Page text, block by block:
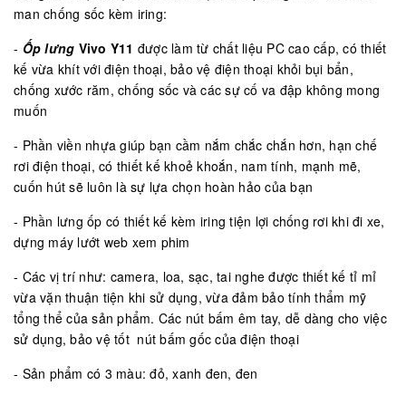
man chống sốc kèm iring:
- Ốp lưng Vivo Y11 được làm từ chất liệu PC cao cấp, có thiết
kế vừa khít với điện thoại, bảo vệ điện thoại khỏi bụi bẩn,
chống xước răm, chống sốc và các sự cố va đập không mong
muốn
- Phần viền nhựa giúp bạn cầm nắm chắc chắn hơn, hạn chế
rơi điện thoại, có thiết kế khoẻ khoắn, nam tính, mạnh mẽ,
cuốn hút sẽ luôn là sự lựa chọn hoàn hảo của bạn
- Phần lưng ốp có thiết kế kèm iring tiện lợi chống rơi khi đi xe,
dựng máy lướt web xem phim
- Các vị trí như: camera, loa, sạc, tai nghe được thiết kế tỉ mỉ
vừa vặn thuận tiện khi sử dụng, vừa đảm bảo tính thẩm mỹ
tổng thể của sản phẩm. Các nút bấm êm tay, dễ dàng cho việc
sử dụng, bảo vệ tốt nút bấm gốc của điện thoại
- Sản phẩm có 3 màu: đỏ, xanh đen, đen